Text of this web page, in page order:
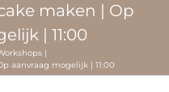
maken | Op
| 11:00
aanvraag mogelijk | 11:00